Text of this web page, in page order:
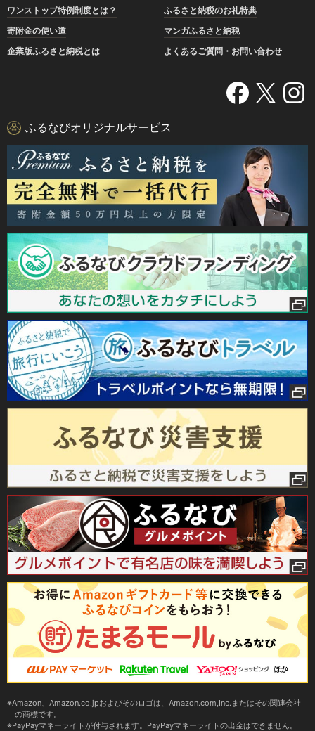
ワンストップ特例制度とは？
ふるさと納税のお礼特典
寄附金の使い道
マンガふるさと納税
企業版ふるさと納税とは
よくあるご質問・お問い合わせ
ふるなびオリジナルサービス
Amazon、Amazon.co.jpおよびそのロゴは、Amazon.com,Inc.またはその関連会社
の商標です。
PayPayマネーライトが付与されます。PayPayマネーライトの出金はできません。